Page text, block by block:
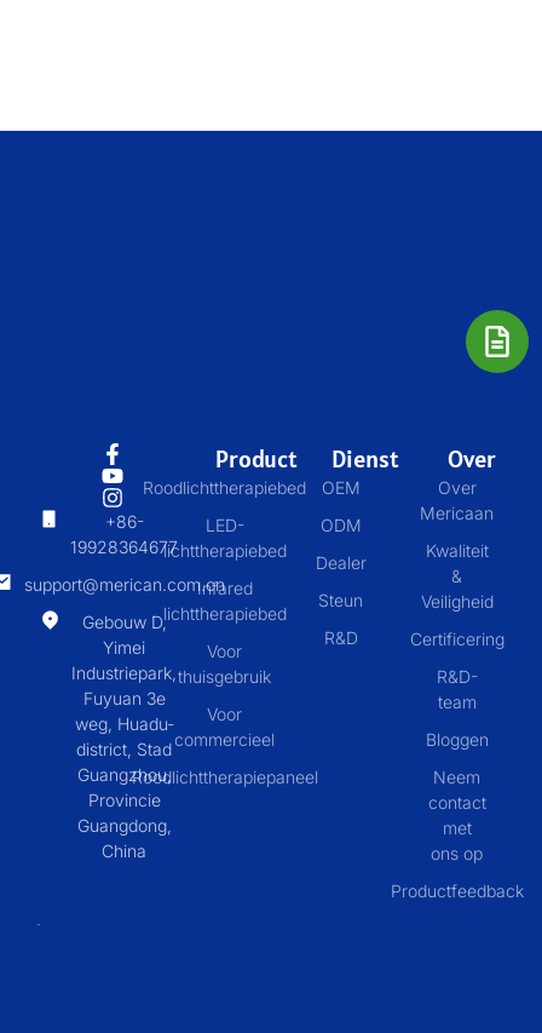
+86-
19928364677
support@merican.com.cn
Gebouw D,
Yimei
Industriepark,
Fuyuan 3e
weg, Huadu-
district, Stad
Guangzhou,
Provincie
Guangdong,
China
Product
Roodlichttherapiebed
LED-
lichttherapiebed
Infared
lichttherapiebed
Voor
thuisgebruik
Voor
commercieel
Roodlichttherapiepaneel
Dienst
OEM
ODM
Dealer
Steun
R&D
Over
Over
Mericaan
Kwaliteit
&
Veiligheid
Certificering
R&D-
team
Bloggen
Neem
contact
met
ons op
Productfeedback